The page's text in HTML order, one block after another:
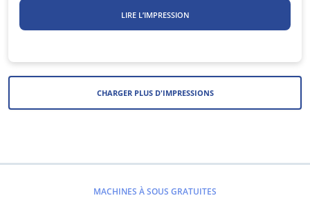
LIRE L’IMPRESSION
CHARGER PLUS D'IMPRESSIONS
MACHINES À SOUS GRATUITES